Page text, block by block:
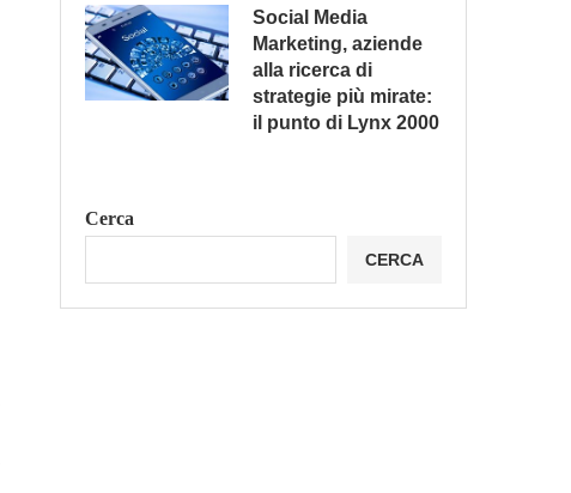
Social Media
Marketing, aziende
alla ricerca di
strategie più mirate:
il punto di Lynx 2000
Cerca
CERCA